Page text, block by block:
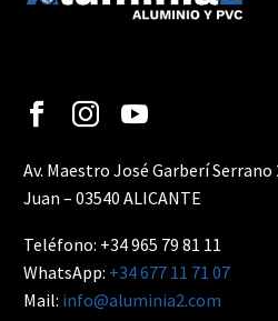
Av. Maestro José Garberí Serrano
Juan – 03540 ALICANTE
Teléfono: +34 965 79 81 11
WhatsApp: +34 677 11 71 07
Mail: info@aluminia2.com